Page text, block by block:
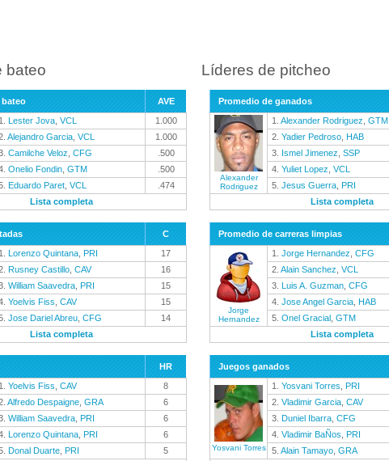
bateo
bateo AVE
1. Lester Jova VCL
1.000
Alejandro Garcia VCL
1.000
Camilche Veloz CFG
.500
Onelio Fondin GTM
.500
Eduardo Paret VCL
.474
Lista completa
C
1. Lorenzo Quintana PRI
17
Rusney Castillo CAV
16
William Saavedra PRI
15
Yoelvis Fiss CAV
15
Jose Dariel Abreu CFG
14
Lista completa
HR
1. Yoelvis Fiss CAV
8
Alfredo Despaigne GRA
6
William Saavedra PRI
6
Lorenzo Quintana PRI
6
Donal Duarte PRI
5
Líderes de pitcheo
Promedio de ganados
Alexander
Rodriguez
1. Alexander Rodriguez GTM
2. Yadier Pedroso HAB
3. Ismel Jimenez SSP
4. Yuliet Lopez VCL
5. Jesus Guerra PRI
Lista completa
Promedio de carreras limpias
Jorge
Hernandez
1. Jorge Hernandez CFG
2. Alain Sanchez VCL
3. Luis A. Guzman CFG
4. Jose Angel Garcia HAB
5. Onel Gracial GTM
Lista completa
Juegos ganados
Yosvani Torres
1. Yosvani Torres PRI
2. Vladimir Garcia CAV
3. Duniel Ibarra CFG
4. Vladimir BaÑos PRI
5. Alain Tamayo GRA